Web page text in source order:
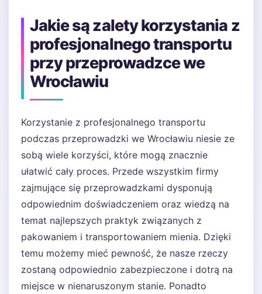
Jakie są zalety korzystania z
profesjonalnego transportu
przy przeprowadzce we
Wrocławiu
Korzystanie z profesjonalnego transportu
podczas przeprowadzki we Wrocławiu niesie ze
sobą wiele korzyści, które mogą znacznie
ułatwić cały proces. Przede wszystkim firmy
zajmujące się przeprowadzkami dysponują
odpowiednim doświadczeniem oraz wiedzą na
temat najlepszych praktyk związanych z
pakowaniem i transportowaniem mienia. Dzięki
temu możemy mieć pewność, że nasze rzeczy
zostaną odpowiednio zabezpieczone i dotrą na
miejsce w nienaruszonym stanie. Ponadto